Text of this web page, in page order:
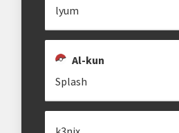
Rematches
lyum
Al-kun
Splash